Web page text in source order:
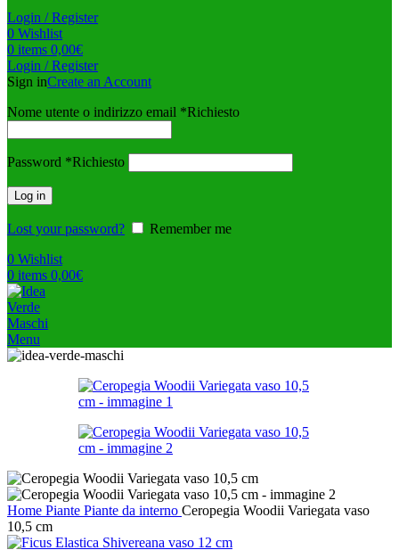
Login / Register
0 Wishlist
0 items 0,00€
Login / Register
Sign inCreate an Account
Nome utente o indirizzo email *Richiesto
Password *Richiesto
Log in
Lost your password?
Remember me
0 Wishlist
0 items 0,00€
Menu
Home Piante Piante da interno Ceropegia Woodii Variegata vaso
10,5 cm